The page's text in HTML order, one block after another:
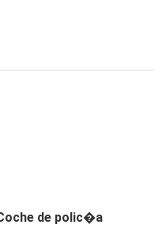
de polic�a